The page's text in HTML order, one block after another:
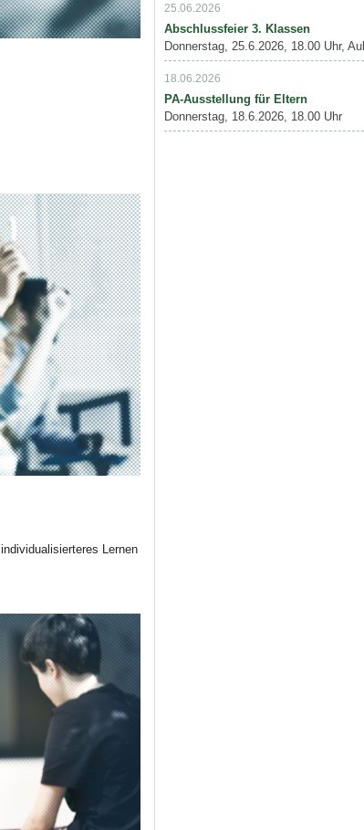
Lernen
25.06.2026
Abschlussfeier 3. Klassen
Donnerstag, 25.6.2026, 18.00 Uhr,
18.06.2026
PA-Ausstellung für Eltern
Donnerstag, 18.6.2026, 18.00 Uhr